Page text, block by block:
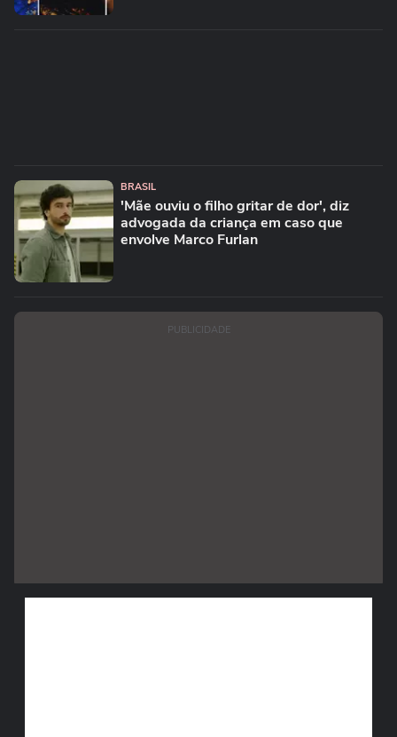
BRASIL
'Mãe ouviu o filho gritar de dor', diz
advogada da criança em caso que
envolve Marco Furlan
PUBLICIDADE